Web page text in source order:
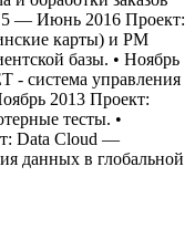
— Июнь 2016 Проект:
карты) и PM
базы. • Ноябрь
- система управления
2013 Проект:
тесты. •
Data Cloud —
данных в глобальной